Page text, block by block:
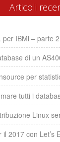
Articoli
per IBMi – parte 2
di un
per
tutti i
Linux
2017 con Let’s